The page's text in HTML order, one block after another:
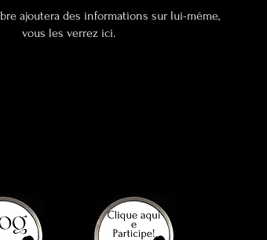
ajoutera des informations sur lui-même,
vous les verrez ici.